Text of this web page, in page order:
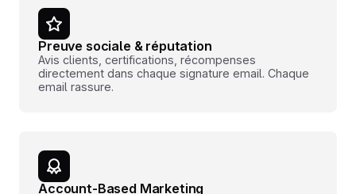
Preuve sociale & réputation
Avis clients, certifications, récompenses
directement dans chaque signature email. Chaque
email rassure.
Account-Based Marketing